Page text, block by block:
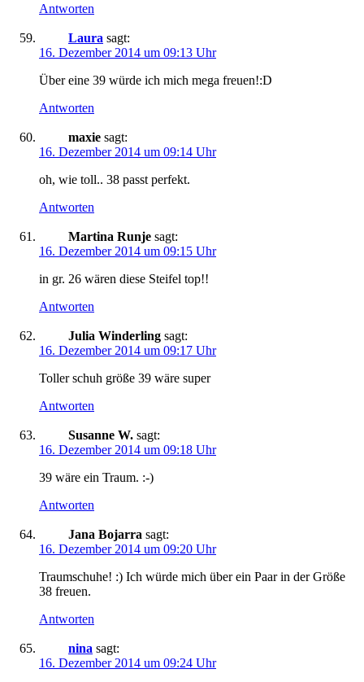
Antworten
Laura sagt:
16. Dezember 2014 um 09:13 Uhr
Über eine 39 würde ich mich mega freuen!:D
Antworten
maxie sagt:
16. Dezember 2014 um 09:14 Uhr
oh, wie toll.. 38 passt perfekt.
Antworten
Martina Runje sagt:
16. Dezember 2014 um 09:15 Uhr
in gr. 26 wären diese Steifel top!!
Antworten
Julia Winderling sagt:
16. Dezember 2014 um 09:17 Uhr
Toller schuh größe 39 wäre super
Antworten
Susanne W. sagt:
16. Dezember 2014 um 09:18 Uhr
39 wäre ein Traum. :-)
Antworten
Jana Bojarra sagt:
16. Dezember 2014 um 09:20 Uhr
Traumschuhe! :) Ich würde mich über ein Paar in der Größe
38 freuen.
Antworten
nina sagt:
16. Dezember 2014 um 09:24 Uhr